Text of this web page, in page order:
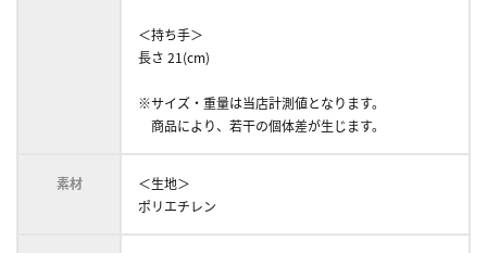
＜持ち手＞
長さ 21(cm)
※サイズ・重量は当店計測値となります。
商品により、若干の個体差が生じます。
素材
＜生地＞
ポリエチレン